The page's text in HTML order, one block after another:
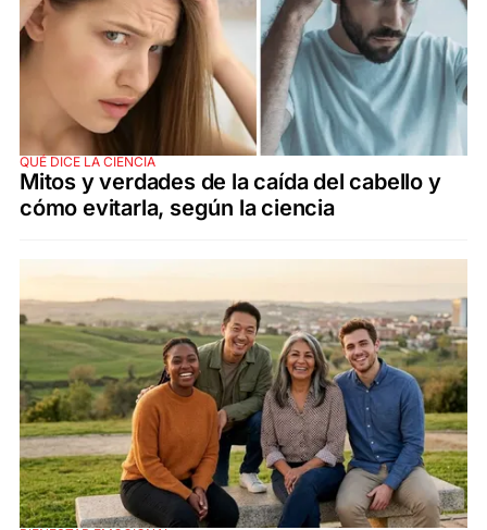
QUÉ DICE LA CIENCIA
Mitos y verdades de la caída del cabello y
cómo evitarla, según la ciencia